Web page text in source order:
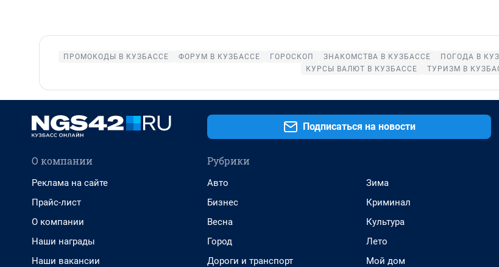
ПРОМОКОДЫ В КУЗБАССЕ ФОРУМ В КУЗБАССЕ ГОРОСКОП ЗНАКОМСТВА В КУЗБАССЕ ПОГОДА В
КУРСЫ ВАЛЮТ В КУЗБАССЕ
ТУРИЗМ В
Подписаться на новости
О компании
Реклама на сайте
Прайс-лист
О компании
Наши награды
Наши вакансии
Рубрики
Авто
Бизнес
Весна
Город
Дороги и транспорт
Зима
Криминал
Культура
Лето
Мой дом